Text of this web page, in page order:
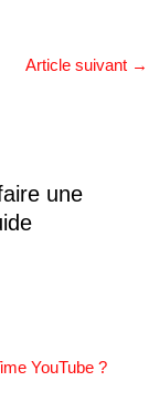
Article suivant →
une
YouTube ?